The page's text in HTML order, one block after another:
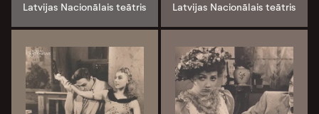
Latvijas Nacionālais teātris Latvijas Nacionālais teātris